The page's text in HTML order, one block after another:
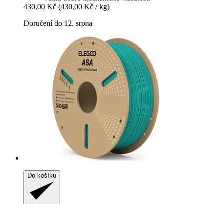
430,00 Kč (430,00 Kč / kg)
Doručení do 12. srpna
Do košíku